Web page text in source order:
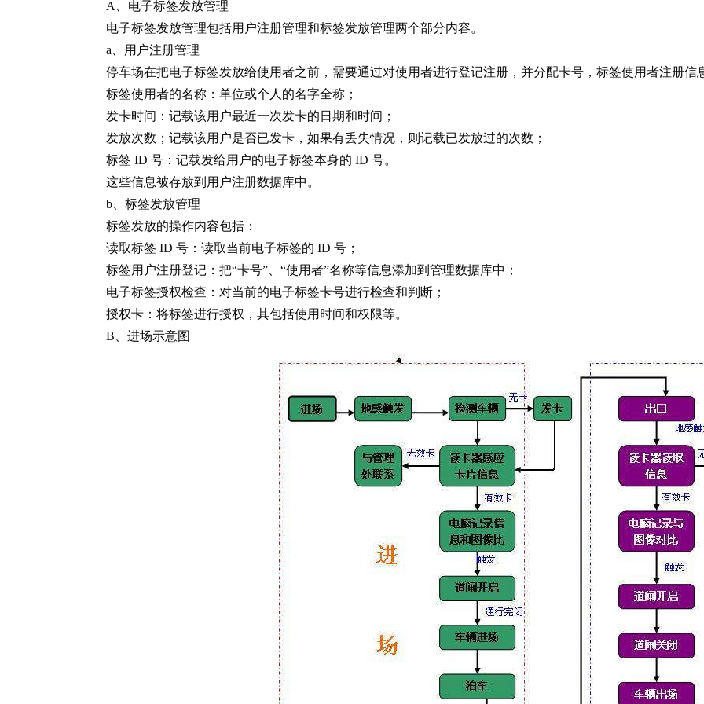
A、电子标签发放管理
电子标签发放管理包括用户注册管理和标签发放管理两个部分内容。
a、用户注册管理
停车场在把电子标签发放给使用者之前，需要通过对使用者进行登记注册，并分配卡号，标签使用者注册信
标签使用者的名称：单位或个人的名字全称；
发卡时间：记载该用户最近一次发卡的日期和时间；
发放次数；记载该用户是否已发卡，如果有丢失情况，则记载已发放过的次数；
标签 ID 号：记载发给用户的电子标签本身的 ID 号。
这些信息被存放到用户注册数据库中。
b、标签发放管理
标签发放的操作内容包括：
读取标签 ID 号：读取当前电子标签的 ID 号；
标签用户注册登记：把“卡号”、“使用者”名称等信息添加到管理数据库中；
电子标签授权检查：对当前的电子标签卡号进行检查和判断；
授权卡：将标签进行授权，其包括使用时间和权限等。
B、进场示意图